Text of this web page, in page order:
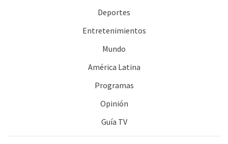
Deportes
Entretenimientos
Mundo
América Latina
Programas
Opinión
Guía TV